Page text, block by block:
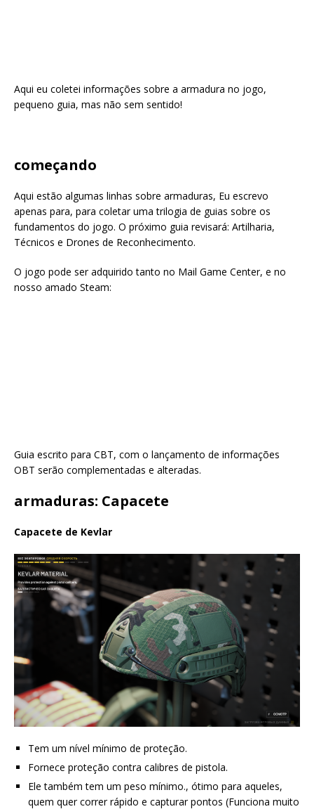
Aqui eu coletei informações sobre a armadura no jogo,
pequeno guia, mas não sem sentido!
começando
Aqui estão algumas linhas sobre armaduras, Eu escrevo
apenas para, para coletar uma trilogia de guias sobre os
fundamentos do jogo. O próximo guia revisará: Artilharia,
Técnicos e Drones de Reconhecimento.
O jogo pode ser adquirido tanto no Mail Game Center, e no
nosso amado Steam:
Guia escrito para CBT, com o lançamento de informações
OBT serão complementadas e alteradas.
armaduras: Capacete
Capacete de Kevlar
Tem um nível mínimo de proteção.
Fornece proteção contra calibres de pistola.
Ele também tem um peso mínimo., ótimo para aqueles,
quem quer correr rápido e capturar pontos (Funciona muito